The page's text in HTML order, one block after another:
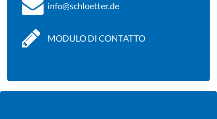
info@schloetter.de
MODULO DI CONTATTO